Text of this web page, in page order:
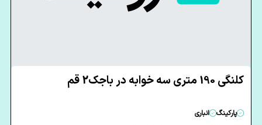
کلنگی 190 متری سه خوابه در باجک2 قم
پارکینگ انباری